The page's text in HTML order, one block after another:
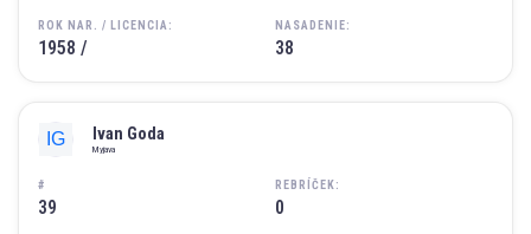
ROK NAR. / LICENCIA:
1958 /
NASADENIE:
38
#
39
Ivan Goda
Myjava
REBRÍČEK:
0